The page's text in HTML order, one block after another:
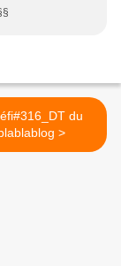
du
Créablablablog >